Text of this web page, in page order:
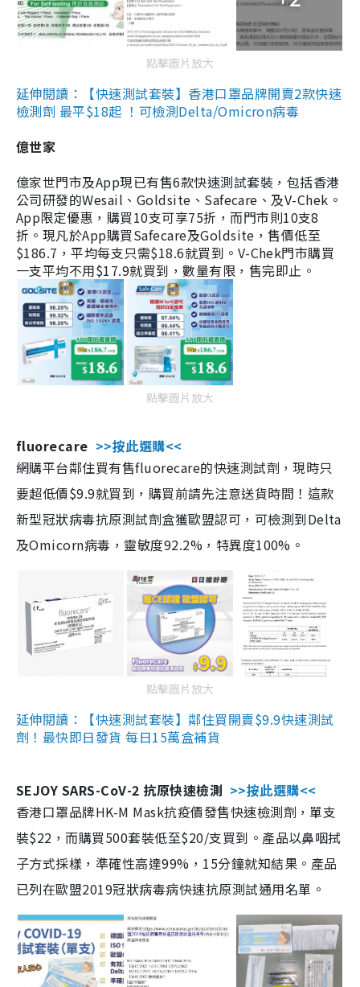
點擊圖片放大
延伸閱讀：【快速測試套裝】香港口罩品牌開賣2款快速
檢測劑 最平$18起 ！可檢測Delta/Omicron病毒
億世家
億家世門市及App現已有售6款快速測試套裝，包括香港
公司研發的Wesail、Goldsite、Safecare、及V-Chek。
App限定優惠，購買10支可享75折，而門市則10支8
折。現凡於App購買Safecare及Goldsite，售價低至
$186.7，平均每支只需$18.6就買到。V-Chek門市購買
一支平均不用$17.9就買到，數量有限，售完即止。
點擊圖片放大
fluorecare >>按此選購<<
網購平台鄰住買有售fluorecare的快速測試劑，現時只
要超低價$9.9就買到，購買前請先注意送貨時間！這款
新型冠狀病毒抗原測試劑盒獲歐盟認可，可檢測到Delta
及Omicorn病毒，靈敏度92.2%，特異度100%。
點擊圖片放大
延伸閱讀：【快速測試套裝】鄰住買開賣$9.9快速測試
劑！最快即日發貨 每日15萬盒補貨
SEJOY SARS-CoV-2 抗原快速檢測 >>按此選購<<
香港口罩品牌HK-M Mask抗疫價發售快速檢測劑，單支
裝$22，而購買500套裝低至$20/支買到。產品以鼻咽拭
子方式採樣，準確性高達99%，15分鐘就知結果。產品
已列在歐盟2019冠狀病毒病快速抗原測試通用名單。